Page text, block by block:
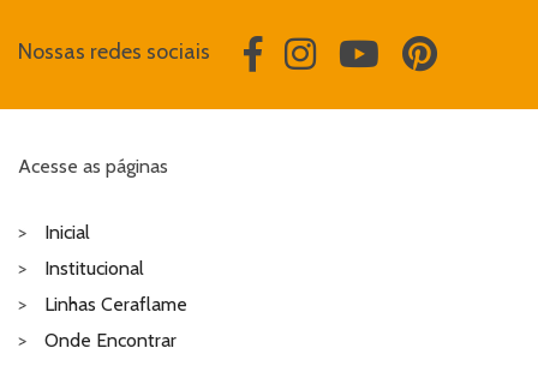
Nossas redes sociais
Acesse as páginas
Inicial
Institucional
Linhas Ceraflame
Onde Encontrar